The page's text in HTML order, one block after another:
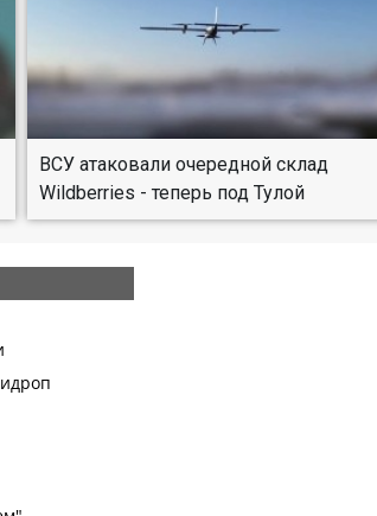
ВСУ атаковали очередной склад
Wildberries - теперь под Тулой